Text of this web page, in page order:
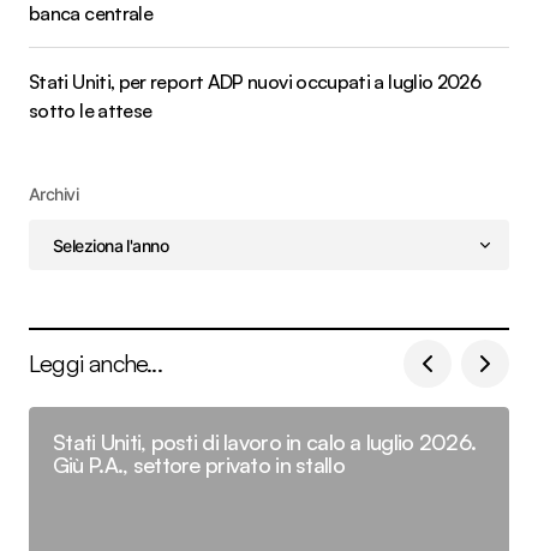
banca centrale
Stati Uniti, per report ADP nuovi occupati a luglio 2026
sotto le attese
Archivi
Leggi anche...
Stati Uniti, posti di lavoro in calo a luglio 2026.
Giù P.A., settore privato in stallo